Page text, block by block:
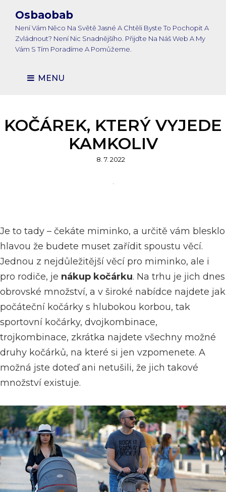
Osbaobab
Není Vám Něco Na Světě Jasné A Chtěli Byste To Pochopit A
Zvládnout? Není Nic Snadnějšího. Přijďte Na Náš Web A My
Vám S Tím Poradíme A Pomůžeme.
MENU
KOČÁREK, KTERÝ VYJEDE
KAMKOLIV
Posted
8. 7. 2022
Je to tady – čekáte miminko, a určitě vám blesklo
hlavou že budete muset zařídit spoustu věcí.
Jednou z nejdůležitější věcí pro miminko, ale i
pro rodiče, je nákup kočárku. Na trhu je jich dnes
obrovské množství, a v široké nabídce najdete jak
počáteční kočárky s hlubokou korbou, tak
sportovní kočárky, dvojkombinace,
trojkombinace, zkrátka najdete všechny možné
druhy kočárků, na které si jen vzpomenete. A
možná jste doteď ani netušili, že jich takové
množství existuje.